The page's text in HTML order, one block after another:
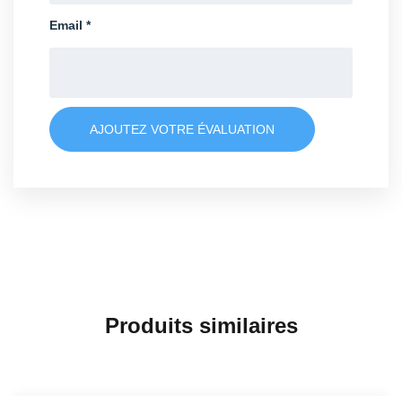
Email *
AJOUTEZ VOTRE ÉVALUATION
Produits similaires